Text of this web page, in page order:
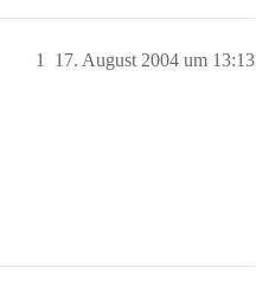
17. August 2004 um 13:13
1